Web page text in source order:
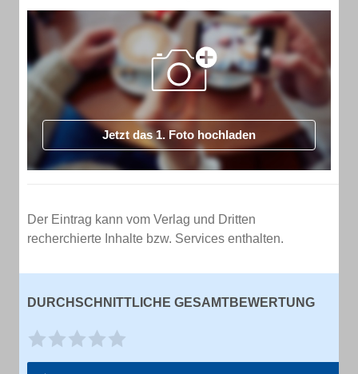
Jetzt das 1. Foto hochladen
Der Eintrag kann vom Verlag und Dritten
recherchierte Inhalte bzw. Services enthalten.
DURCHSCHNITTLICHE GESAMTBEWERTUNG